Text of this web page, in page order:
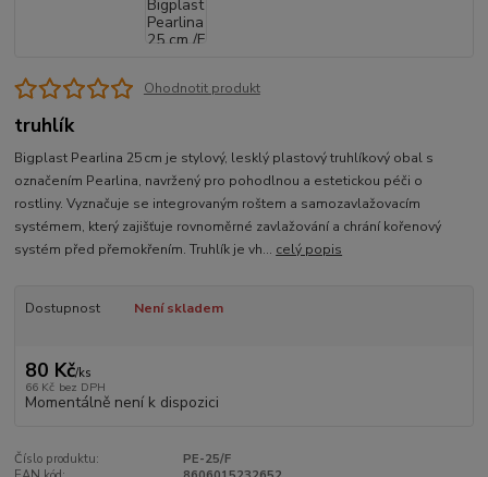
Ohodnotit produkt
truhlík
Bigplast Pearlina 25 cm je stylový, lesklý plastový truhlíkový obal s
označením Pearlina, navržený pro pohodlnou a estetickou péči o
rostliny. Vyznačuje se integrovaným roštem a samozavlažovacím
systémem, který zajišťuje rovnoměrné zavlažování a chrání kořenový
systém před přemokřením. Truhlík je vh... celý popis
Dostupnost Není skladem
80 Kč/ks
66 Kč bez DPH
Momentálně není k dispozici
Číslo produktu:
PE-25/F